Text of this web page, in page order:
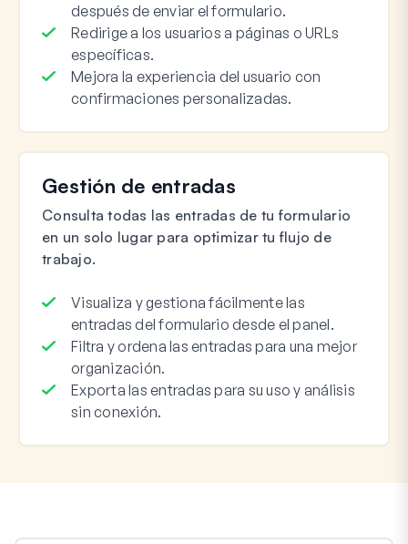
después de enviar el formulario.
Redirige a los usuarios a páginas o URLs
específicas.
Mejora la experiencia del usuario con
confirmaciones personalizadas.
Gestión de entradas
Consulta todas las entradas de tu formulario
en un solo lugar para optimizar tu flujo de
trabajo.
Visualiza y gestiona fácilmente las
entradas del formulario desde el panel.
Filtra y ordena las entradas para una mejor
organización.
Exporta las entradas para su uso y análisis
sin conexión.